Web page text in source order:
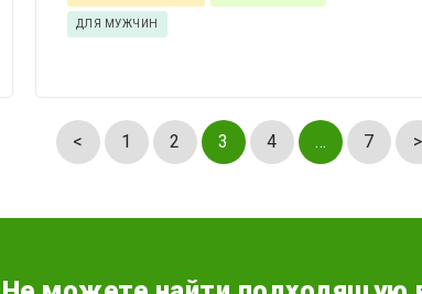
ДЛЯ МУЖЧИН
< 1 2 3 4 … 7 >